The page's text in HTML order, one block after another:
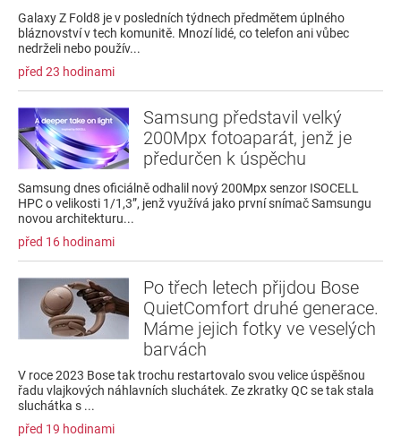
Galaxy Z Fold8 je v posledních týdnech předmětem úplného
bláznovství v tech komunitě. Mnozí lidé, co telefon ani vůbec
nedrželi nebo použív...
před 23 hodinami
Samsung představil velký
200Mpx fotoaparát, jenž je
předurčen k úspěchu
Samsung dnes oficiálně odhalil nový 200Mpx senzor ISOCELL
HPC o velikosti 1/1,3”, jenž využívá jako první snímač Samsungu
novou architekturu...
před 16 hodinami
Po třech letech přijdou Bose
QuietComfort druhé generace.
Máme jejich fotky ve veselých
barvách
V roce 2023 Bose tak trochu restartovalo svou velice úspěšnou
řadu vlajkových náhlavních sluchátek. Ze zkratky QC se tak stala
sluchátka s ...
před 19 hodinami